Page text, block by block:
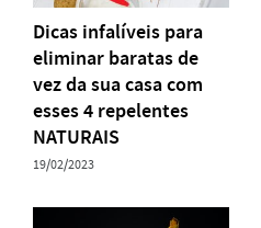
Dicas infalíveis para
eliminar baratas de
vez da sua casa com
esses 4 repelentes
NATURAIS
19/02/2023